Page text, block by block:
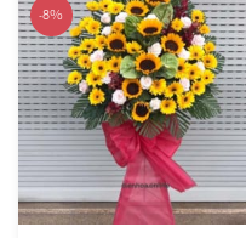
-8%